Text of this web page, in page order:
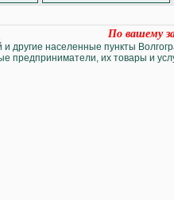
По вашему
и другие населенные пункты
предприниматели, их товары и